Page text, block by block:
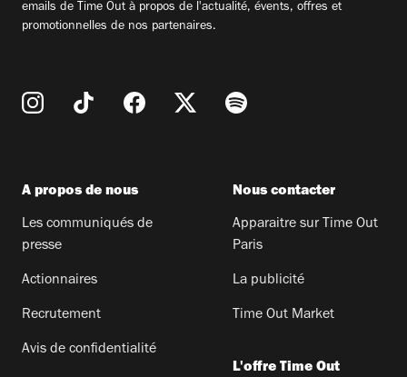
emails de Time Out à propos de l'actualité, évents, offres et
promotionnelles de nos partenaires.
A propos de nous
Les communiqués de
presse
Actionnaires
Recrutement
Avis de confidentialité
Nous contacter
Apparaitre sur Time Out
Paris
La publicité
Time Out Market
L'offre Time Out